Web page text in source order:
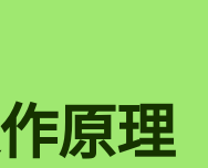
原理